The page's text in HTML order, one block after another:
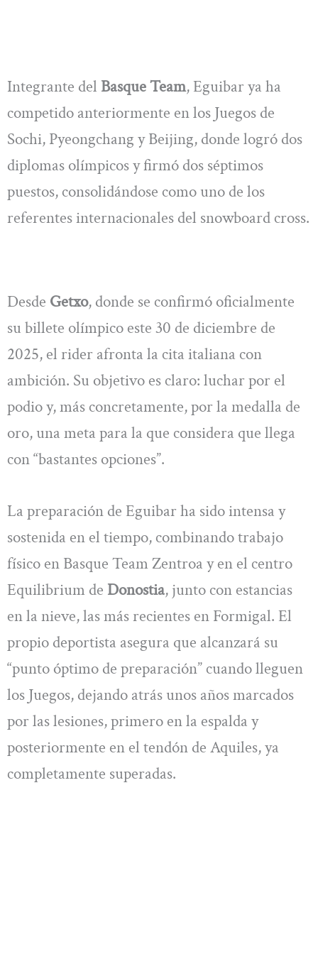
Integrante del Basque Team, Eguibar ya ha
competido anteriormente en los Juegos de
Sochi, Pyeongchang y Beijing, donde logró dos
diplomas olímpicos y firmó dos séptimos
puestos, consolidándose como uno de los
referentes internacionales del snowboard cross.
Desde Getxo, donde se confirmó oficialmente
su billete olímpico este 30 de diciembre de
2025, el rider afronta la cita italiana con
ambición. Su objetivo es claro: luchar por el
podio y, más concretamente, por la medalla de
oro, una meta para la que considera que llega
con “bastantes opciones”.
La preparación de Eguibar ha sido intensa y
sostenida en el tiempo, combinando trabajo
físico en Basque Team Zentroa y en el centro
Equilibrium de Donostia, junto con estancias
en la nieve, las más recientes en Formigal. El
propio deportista asegura que alcanzará su
“punto óptimo de preparación” cuando lleguen
los Juegos, dejando atrás unos años marcados
por las lesiones, primero en la espalda y
posteriormente en el tendón de Aquiles, ya
completamente superadas.